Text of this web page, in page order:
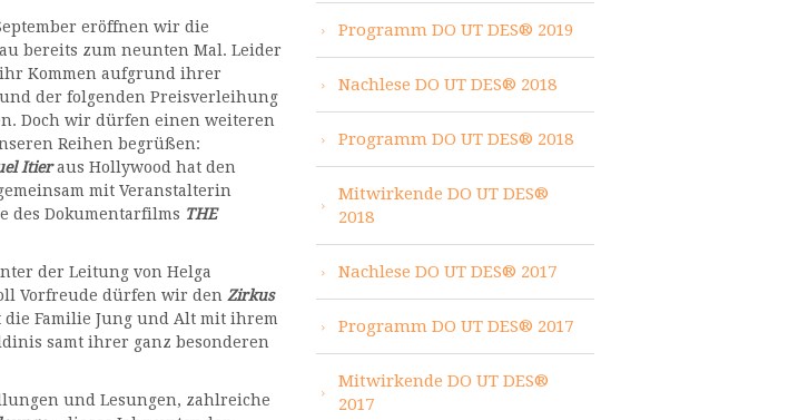
eröffnen wir die
bereits zum neunten Mal. Leider
ihr Kommen aufgrund ihrer
der folgenden Preisverleihung
Doch wir dürfen einen weiteren
Reihen begrüßen:
Itieraus Hollywood hat den
mit Veranstalterin
des Dokumentarfilms THE
der Leitung von Helga
Vorfreude dürfen wir den Zirkus
Familie Jung und Alt mit ihrem
samt ihrer ganz besonderen
und Lesungen, zahlreiche
Programm DO UT DES® 2019
Nachlese DO UT DES® 2018
Programm DO UT DES® 2018
Mitwirkende DO UT DES®
2018
Nachlese DO UT DES® 2017
Programm DO UT DES® 2017
Mitwirkende DO UT DES®
2017